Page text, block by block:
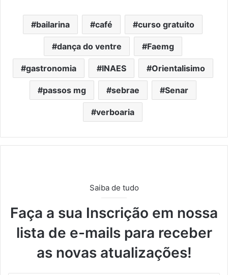
bailarina café curso gratuito
dança do ventre Faemg
gastronomia INAES Orientalisimo
passos mg sebrae Senar
verboaria
Saiba de tudo
Faça a sua Inscrição em nossa
lista de e-mails para receber
as novas atualizações!